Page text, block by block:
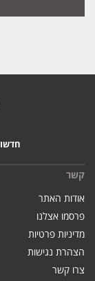
קשר
אודות האתר
פרסמו אצלנו
מדיניות פרטיות
הצהרת נגישות
צרו קשר